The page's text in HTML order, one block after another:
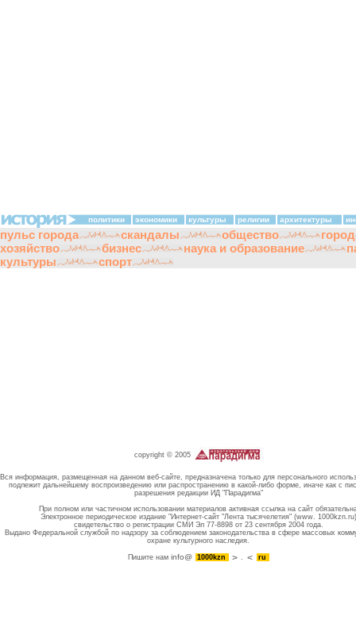
политики экономики культуры религии архитектуры
пульс города скандалы общество
хозяйство
бизнес наука и образование
культуры
спорт
copyright © 2005
Вся информация, размещенная на данном веб-сайте, предназначена только для персонального
подлежит дальнейшему воспроизведению или распространению в какой-либо форме, иначе как с
разрешения редакции ИД "Парадигма"
При полном или частичном использовании материалов активная ссылка на сайт
Электронное периодическое издание "Интернет-сайт "Лента тысячелетия" (www. 1000kzn.ru)
свидетельство о регистрации СМИ Эл 77-8898 от 23 сентября 2004 года.
Выдано Федеральной службой по надзору за соблюдением законодательства в сфере массовых
охране культурного наследия.
Пишите намinfo@ 1000kzn . ru